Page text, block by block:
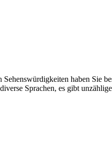
haben Sie
Sprachen, es gibt